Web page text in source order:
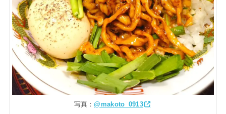
写真：@makoto_0913